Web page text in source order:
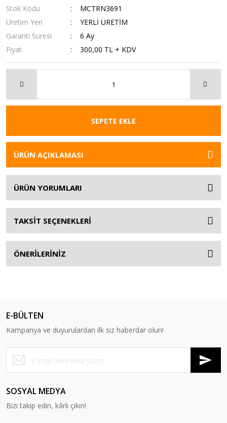
Stok Kodu
MCTRN3691
Üretim Yeri
YERLİ ÜRETİM
Garanti Süresi
6 Ay
Fiyat
300,00 TL + KDV
SEPETE EKLE
ÜRÜN AÇIKLAMASI
ÜRÜN YORUMLARI
TAKSİT SEÇENEKLERİ
ÖNERİLERİNİZ
E-BÜLTEN
Kampanya ve duyurulardan ilk siz haberdar olun!
SOSYAL MEDYA
Bizi takip edin, kârlı çıkın!